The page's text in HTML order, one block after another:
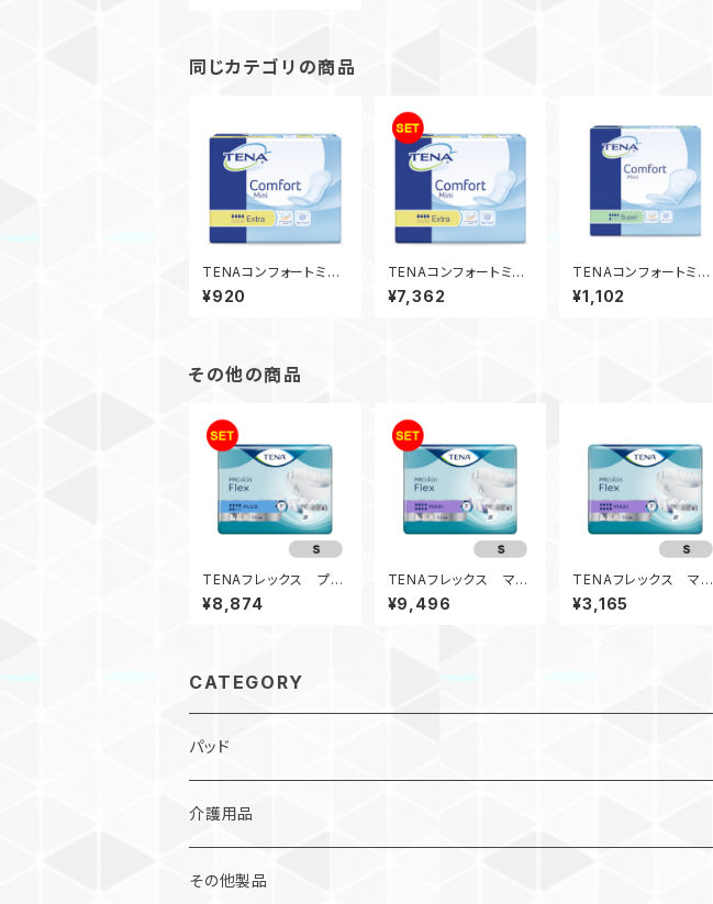
同じカテゴリの商品
TENAコンフォートミ
ニ エクストラ
¥920
TENAコンフォートミ
ニ エクストラ（8袋入）
¥7,362
TENAコンフォートミ
ニ スーパー
¥1,102
その他の商品
TENAフレックス プラ
ス（Sサイズ）（3袋入）
¥8,874
TENAフレックス マキ
シ（Sサイズ）（3袋入）
¥9,496
TENAフレックス マキ
シ（Sサイズ）
¥3,165
CATEGORY
パッド
軽失禁パッド
パッドタイプ
介護用品
ベッドシート
その他製品